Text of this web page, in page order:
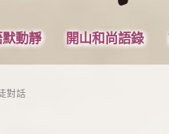
默動靜 開山和尚語錄
對話